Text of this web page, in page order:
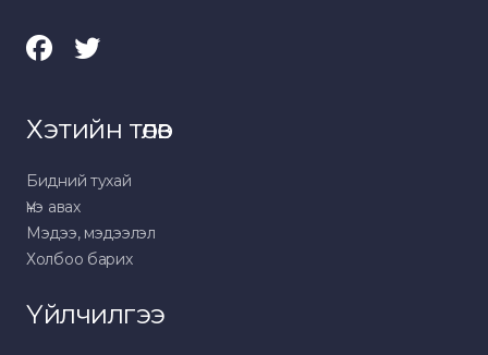
Хэтийн төлөв
Бидний тухай
Үнэ авах
Мэдээ, мэдээлэл
Холбоо барих
Үйлчилгээ